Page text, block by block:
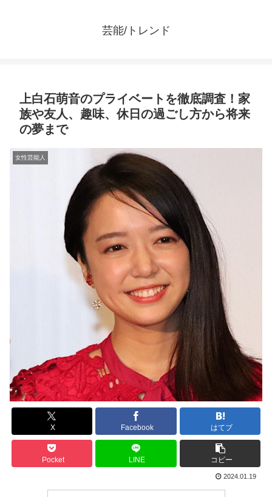
芸能/トレンド
上白石萌音のプライベートを徹底調査！家
族や友人、趣味、休日の過ごし方から将来
の夢まで
女性芸能人
X Facebook はてブ
Pocket LINE コピー
2024.01.19